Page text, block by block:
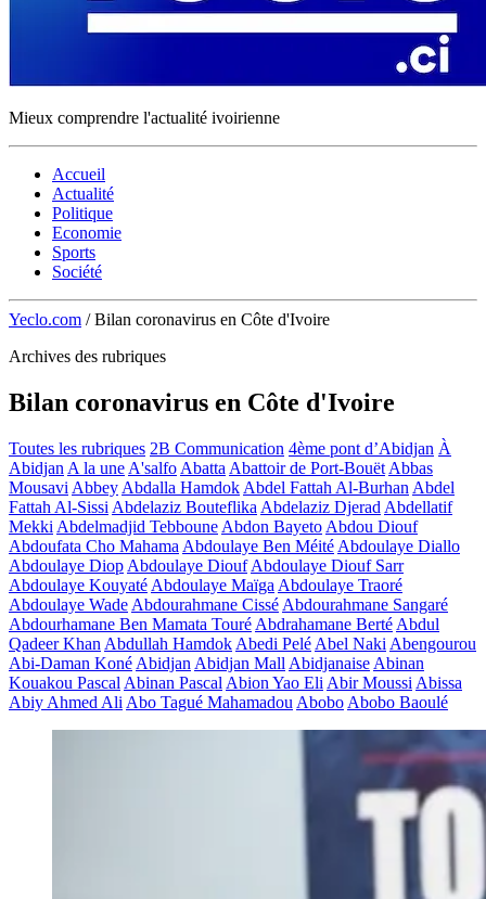
Mieux comprendre l'actualité ivoirienne
Accueil
Actualité
Politique
Economie
Sports
Société
Yeclo.com / Bilan coronavirus en Côte d'Ivoire
Archives des rubriques
Bilan coronavirus en Côte d'Ivoire
Toutes les rubriques 2B Communication 4ème pont d’Abidjan À
Abidjan A la une A'salfo Abatta Abattoir de Port-Bouët Abbas
Mousavi Abbey Abdalla Hamdok Abdel Fattah Al-Burhan Abdel
Fattah Al-Sissi Abdelaziz Bouteflika Abdelaziz Djerad Abdellatif
Mekki Abdelmadjid Tebboune Abdon Bayeto Abdou Diouf
Abdoufata Cho Mahama Abdoulaye Ben Méité Abdoulaye Diallo
Abdoulaye Diop Abdoulaye Diouf Abdoulaye Diouf Sarr
Abdoulaye Kouyaté Abdoulaye Maïga Abdoulaye Traoré
Abdoulaye Wade Abdourahmane Cissé Abdourahmane Sangaré
Abdourhamane Ben Mamata Touré Abdrahamane Berté Abdul
Qadeer Khan Abdullah Hamdok Abedi Pelé Abel Naki Abengourou
Abi-Daman Koné Abidjan Abidjan Mall Abidjanaise Abinan
Kouakou Pascal Abinan Pascal Abion Yao Eli Abir Moussi Abissa
Abiy Ahmed Ali Abo Tagué Mahamadou Abobo Abobo Baoulé